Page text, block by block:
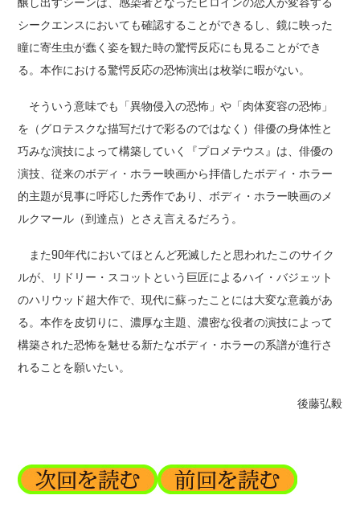
シークエンスにおいても確認することができるし、鏡に映った
瞳に寄生虫が蠢く姿を観た時の驚愕反応にも見ることができ
る。本作における驚愕反応の恐怖演出は枚挙に暇がない。
そういう意味でも「異物侵入の恐怖」や「肉体変容の恐怖」
を（グロテスクな描写だけで彩るのではなく）俳優の身体性と
巧みな演技によって構築していく『プロメテウス』は、俳優の
演技、従来のボディ・ホラー映画から拝借したボディ・ホラー
的主題が見事に呼応した秀作であり、ボディ・ホラー映画のメ
ルクマール（到達点）とさえ言えるだろう。
また90年代においてほとんど死滅したと思われたこのサイク
ルが、リドリー・スコットという巨匠によるハイ・バジェット
のハリウッド超大作で、現代に蘇ったことには大変な意義があ
る。本作を皮切りに、濃厚な主題、濃密な役者の演技によって
構築された恐怖を魅せる新たなボディ・ホラーの系譜が進行さ
れることを願いたい。
後藤弘毅